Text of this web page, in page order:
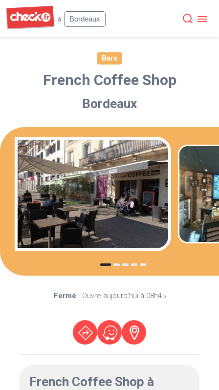
à
Bordeaux
Bars
French Coffee Shop
Bordeaux
Fermé - Ouvre aujourd'hui à 08h45
French Coffee Shop à